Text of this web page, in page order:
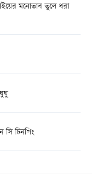
মনোভাব তুলে ধরা
সি চিনপিং